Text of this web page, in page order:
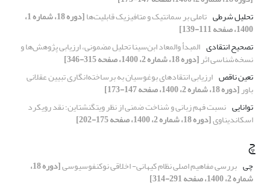
تحلیل شرطی تاملی بر سمانتیک و متافیزیک قابلیت‌ها [دوره 18، شماره 1،
1400، صفحه 111-139]
تصحیح انتقادی المبدأ والمعاد ابن‌سینا تحلیل مضمونی، ارزیابی پژوهش‌ها و
نسخه‌شناسی اثر[دوره 18، شماره 2، 1400، صفحه 315-346]
تعین ناقص ارزیابی انتقادهای بوغوسیان به برساخته‌انگاری تبیین عقلانی
باور[دوره 18، شماره 2، 1400، صفحه 147-173]
توانایی نسبت فهم زبانی و شناخت ضمنی از نظر ویتگنشتاین؛ نقد رویکرد
اسکاندیناوی[دوره 18، شماره 2، 1400، صفحه 175-202]
چ
چی بررسی مفاهیم اصلی نظام کیهانی- اخلاقی نوکنفوسیوسی [دوره 18،
شماره 2، 1400، صفحه 291-314]